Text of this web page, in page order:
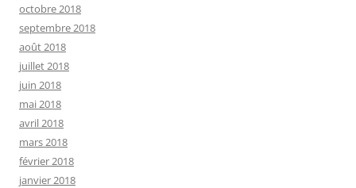
octobre 2018
septembre 2018
août 2018
juillet 2018
juin 2018
mai 2018
avril 2018
mars 2018
février 2018
janvier 2018